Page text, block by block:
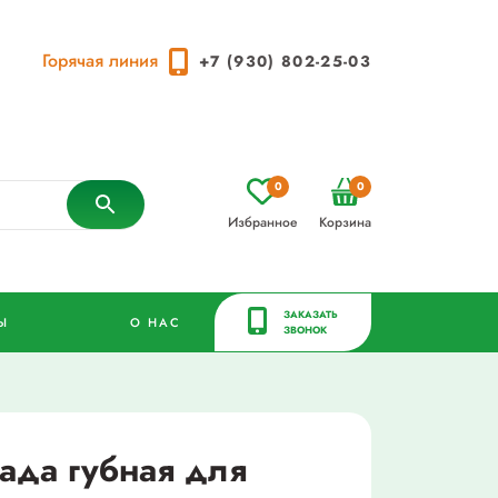
Горячая линия +7 (930) 802-25-03
Избранное
0
Корзина
0
О НАС
ЗАКАЗАТЬ
ЗВОНОК
губная для